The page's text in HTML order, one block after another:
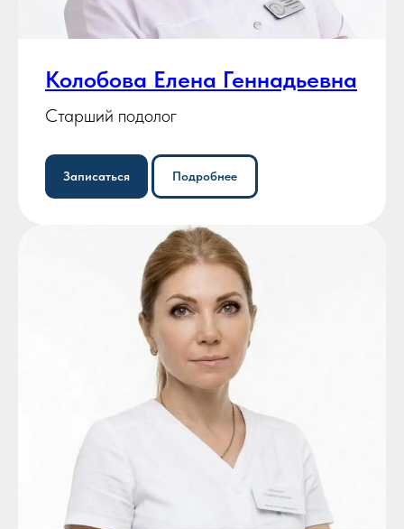
Колобова Елена Геннадьевна
Старший подолог
Записаться Подробнее